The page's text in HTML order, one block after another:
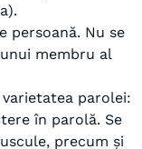
persoană. Nu se
membru al
varietatea parolei:
în parolă. Se
precum și